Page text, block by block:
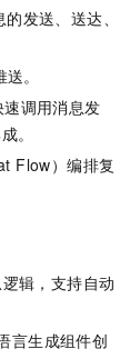
发送、送达、
。
调用消息发
。
Flow）编排复
辑，支持自动
言生成组件创